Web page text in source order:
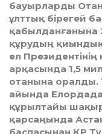
бауырларды
ұлттық бірегей
қабылданғанына
құрудың
ел
арқасында 1,5
отанына оралды.
айында
құрылтайы
қарсаңында